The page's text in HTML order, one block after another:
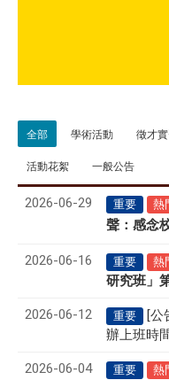
全部 學術活動 徵才
活動花絮 一般公告
2026-06-29 重要 熱
聲 ： 感念
2026-06-16 重要 熱
研究班」
2026-06-12 重要
[公
辦上班時
2026-06-04 重要 熱